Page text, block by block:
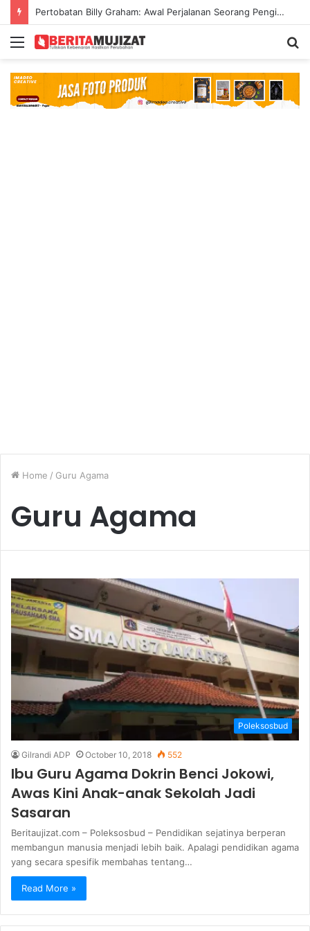
Pertobatan Billy Graham: Awal Perjalanan Seorang Penginjil Dunia
Menu
Home / Guru Agama
Guru Agama
Poleksosbud
Gilrandi ADP October 10, 2018 552
Ibu Guru Agama Dokrin Benci Jokowi,
Awas Kini Anak-anak Sekolah Jadi
Sasaran
Beritaujizat.com – Poleksosbud – Pendidikan sejatinya berperan
membangun manusia menjadi lebih baik. Apalagi pendidikan agama
yang secara spesifik membahas tentang…
Read More »